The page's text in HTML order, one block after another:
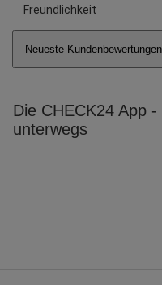
Freundlichkeit
Neueste
Die CHECK24 App
unterwegs